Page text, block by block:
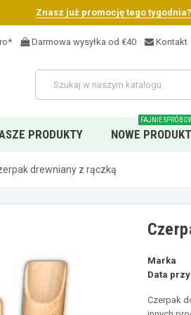
Znasz już promocję tego
Darmowa wysyłka od €40 Kontakt
PRODUKTY NOWE
FAJNIE
drewniany z rączką
Marka
Data
Czerpak